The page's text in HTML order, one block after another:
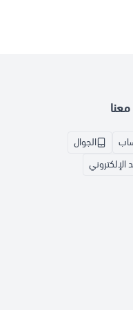
الجوال
الإلكتروني